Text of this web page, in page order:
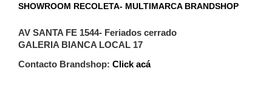
SHOWROOM RECOLETA- MULTIMARCA BRANDSHOP
AV SANTA FE 1544- Feriados cerrado
GALERIA BIANCA LOCAL 17
Contacto Brandshop: Click acá